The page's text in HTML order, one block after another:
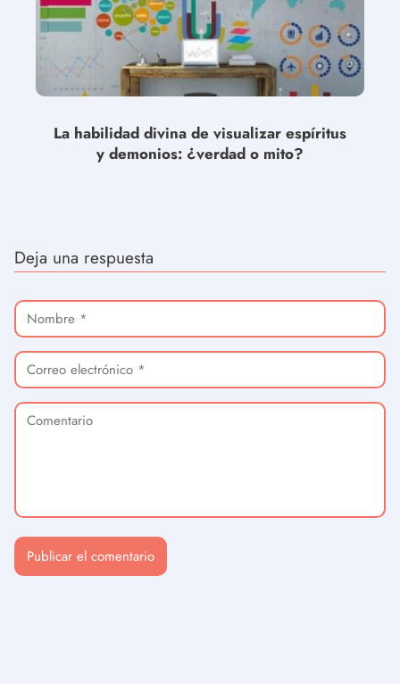
La habilidad divina de visualizar espíritus
y demonios: ¿verdad o mito?
Deja una respuesta